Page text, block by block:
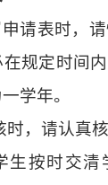
请表时，
规定时间
学年。
时，请认真
生按时交清